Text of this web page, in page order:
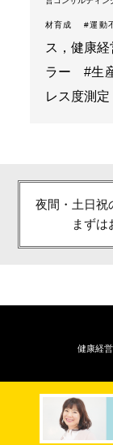
材育成 #運動
ス，健康経
ラー
#生
レス度測定
夜間・土日祝
まずは
健康経